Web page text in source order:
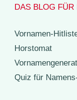
DAS BLOG
Vornamen-
Horstomat
Quiz für